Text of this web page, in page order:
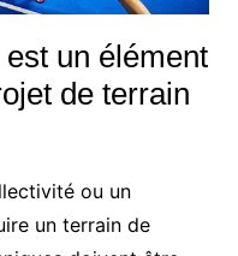
est un élément
de terrain
ou un
un terrain de